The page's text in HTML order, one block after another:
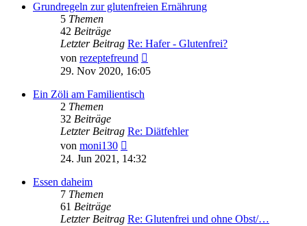
Grundregeln zur glutenfreien Ernährung
5 Themen
42 Beiträge
Letzter Beitrag Re: Hafer - Glutenfrei?
von rezeptefreund
Beitrag
29. Nov 2020, 16:05
Ein Zöli am Familientisch
2 Themen
32 Beiträge
Letzter Beitrag Re: Diätfehler
von moni130
Beitrag
24. Jun 2021, 14:32
Essen daheim
7 Themen
61 Beiträge
Letzter Beitrag Re: Glutenfrei und ohne Obst/…